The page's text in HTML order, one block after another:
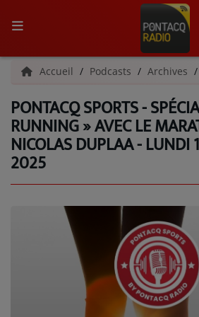
ACCUEIL
RADIO
QUI SOMMES-NOUS ?
L'ÉQUIPE
C'ÉTAIT QUOI CE TITRE ?
PODCASTS - SAISON 2026/2027
Accueil Podcasts Archives
PONTACQ SPORTS -
RUNNING » AVEC LE
NICOLAS DUPLAA - LUNDI
2025